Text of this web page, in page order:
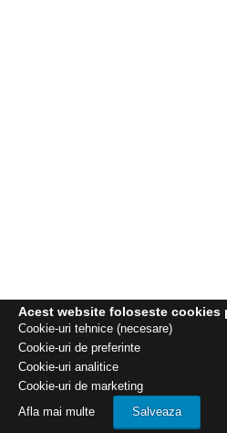
Acest website foloseste cookies
Cookie-uri tehnice (necesare)
Cookie-uri de preferinte
Cookie-uri analitice
Cookie-uri de marketing
Afla mai multe
Salveaza